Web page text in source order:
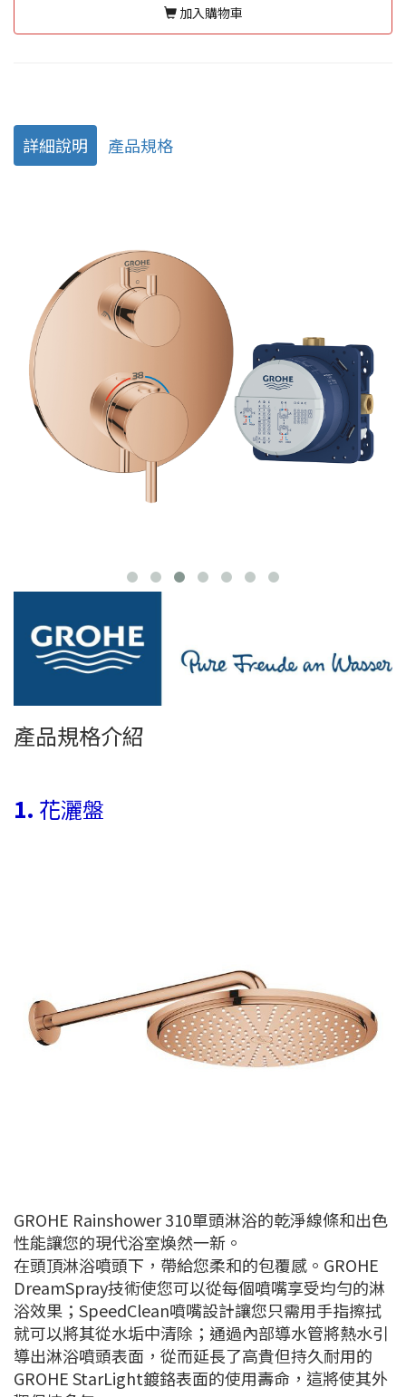
加入購物車
詳細說明 產品規格
產品規格介紹
1. 花灑盤
GROHE Rainshower 310單頭淋浴的乾淨線條和出色
性能讓您的現代浴室煥然一新。
在頭頂淋浴噴頭下，帶給您柔和的包覆感。GROHE
DreamSpray技術使您可以從每個噴嘴享受均勻的淋
浴效果；SpeedClean噴嘴設計讓您只需用手指擦拭
就可以將其從水垢中清除；通過內部導水管將熱水引
導出淋浴噴頭表面，從而延長了高貴但持久耐用的
GROHE StarLight鍍鉻表面的使用壽命，這將使其外